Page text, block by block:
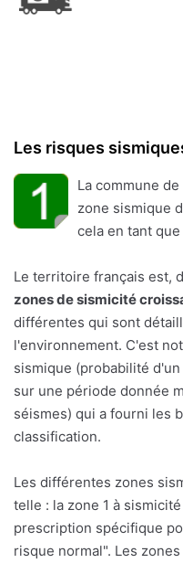
Les risques
La commune
zone sismique
cela en tant que
Le territoire français est,
zones de sismicité
différentes qui sont
l'environnement. C'est
sismique (probabilité
sur une période donnée
séismes) qui a fourni les
classification.
Les différentes zones
telle : la zone 1 à
prescription spécifique
risque normal". Les